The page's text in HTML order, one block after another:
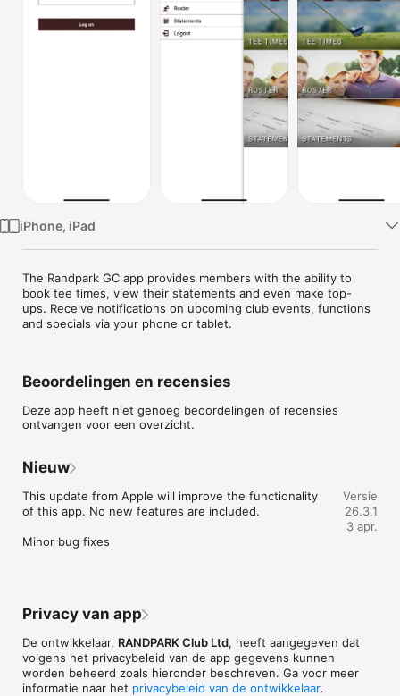
TV
iPhone, iPad
The Randpark GC app provides members with the ability to
book tee times, view their statements and even make top-
ups. Receive notifications on upcoming club events, functions
and specials via your phone or tablet.
Beoordelingen en recensies
Deze app heeft niet genoeg beoordelingen of recensies
ontvangen voor een overzicht.
Nieuw
This update from Apple will improve the functionality
of this app. No new features are included.
Minor bug fixes
Versie
26.3.1
3 apr.
Privacy van app
De ontwikkelaar, RANDPARK Club Ltd, heeft aangegeven dat
volgens het privacybeleid van de app gegevens kunnen
worden beheerd zoals hieronder beschreven. Ga voor meer
informatie naar het privacybeleid van de ontwikkelaar.